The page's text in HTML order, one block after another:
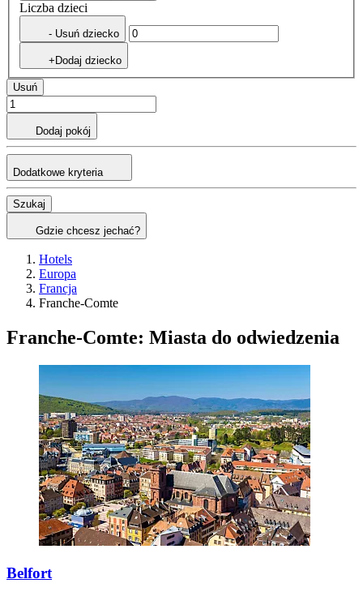
Liczba dzieci
- Usuń dziecko
+Dodaj dziecko
Usuń
Dodaj pokój
Dodatkowe kryteria
Szukaj
Gdzie chcesz jechać?
Hotels
Europa
Francja
Franche-Comte
Franche-Comte: Miasta do odwiedzenia
Belfort